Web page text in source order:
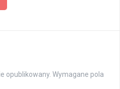
opublikowany. Wymagane pola